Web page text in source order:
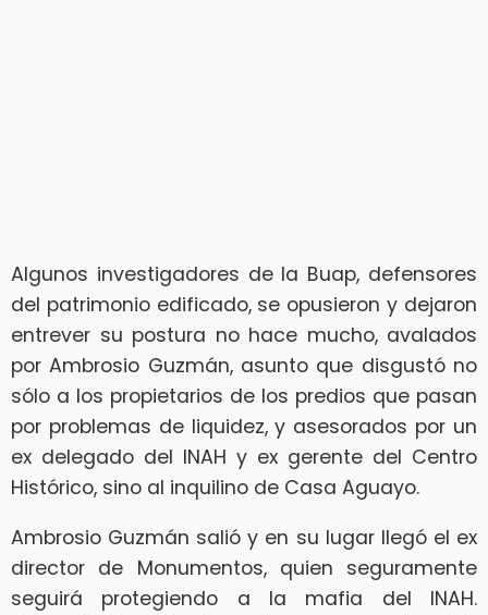
Algunos investigadores de la Buap, defensores
del patrimonio edificado, se opusieron y dejaron
entrever su postura no hace mucho, avalados
por Ambrosio Guzmán, asunto que disgustó no
sólo a los propietarios de los predios que pasan
por problemas de liquidez, y asesorados por un
ex delegado del INAH y ex gerente del Centro
Histórico, sino al inquilino de Casa Aguayo.
Ambrosio Guzmán salió y en su lugar llegó el ex
director de Monumentos, quien seguramente
seguirá protegiendo a la mafia del INAH.